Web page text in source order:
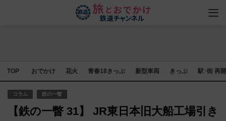
TOP おでかけ 花火 青春18きっぷ 新型車両 きっぷ 駅･街 再
コラム 鉄の一瞥
【鉄の一瞥 31】 JR東日本旧大船工場引き